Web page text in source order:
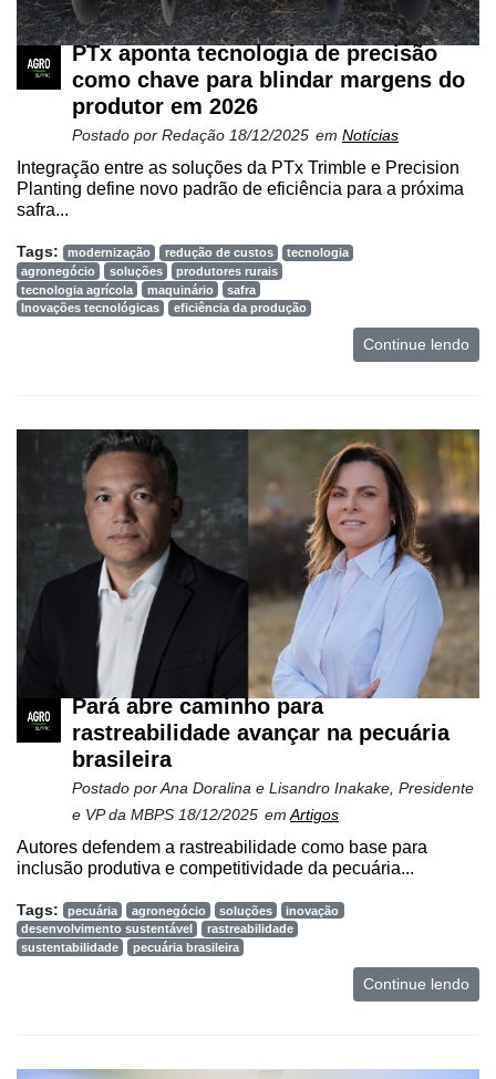
PTx aponta tecnologia de precisão
como chave para blindar margens do
produtor em 2026
Postado por Redação 18/12/2025 em Notícias
Integração entre as soluções da PTx Trimble e Precision
Planting define novo padrão de eficiência para a próxima
safra...
Tags: modernização redução de custos
tecnologia
agronegócio
soluções
produtores rurais
tecnologia agrícola
maquinário
safra
Inovações tecnológicas
eficiência da produção
Continue lendo
Pará abre caminho para
rastreabilidade avançar na pecuária
brasileira
Postado porAna Doralina e Lisandro Inakake, Presidente
e VP da MBPS 18/12/2025 em Artigos
Autores defendem a rastreabilidade como base para
inclusão produtiva e competitividade da pecuária...
Tags: pecuária agronegócio soluções
inovação
desenvolvimento sustentável
rastreabilidade
sustentabilidade
pecuária brasileira
Continue lendo